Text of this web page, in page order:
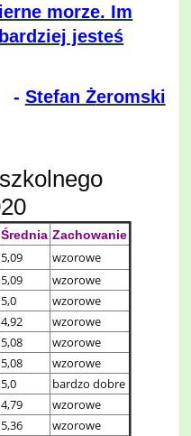
morze. Im
jesteś
- Stefan Żeromski
Średnia Zachowanie
5,09 wzorowe
5,09 wzorowe
5,0 wzorowe
4,92 wzorowe
5,08 wzorowe
5,08 wzorowe
5,0 bardzo dobre
4,79 wzorowe
5,36 wzorowe